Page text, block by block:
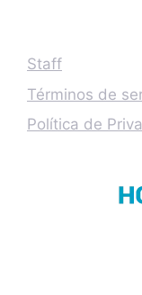
Staff
Términos de
Política de